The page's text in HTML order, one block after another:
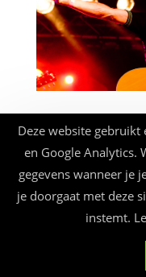
Een aanrader voor
Reinders of Nynke
nam twaalf jaar
om fulltime muziek te
Engelstalige cd’s en
buitenland kwamen
de Lange, Blof, Guus
Deze website gebruikt
en Google Analytics.
gegevens wanneer je
je doorgaat met deze
instemt.